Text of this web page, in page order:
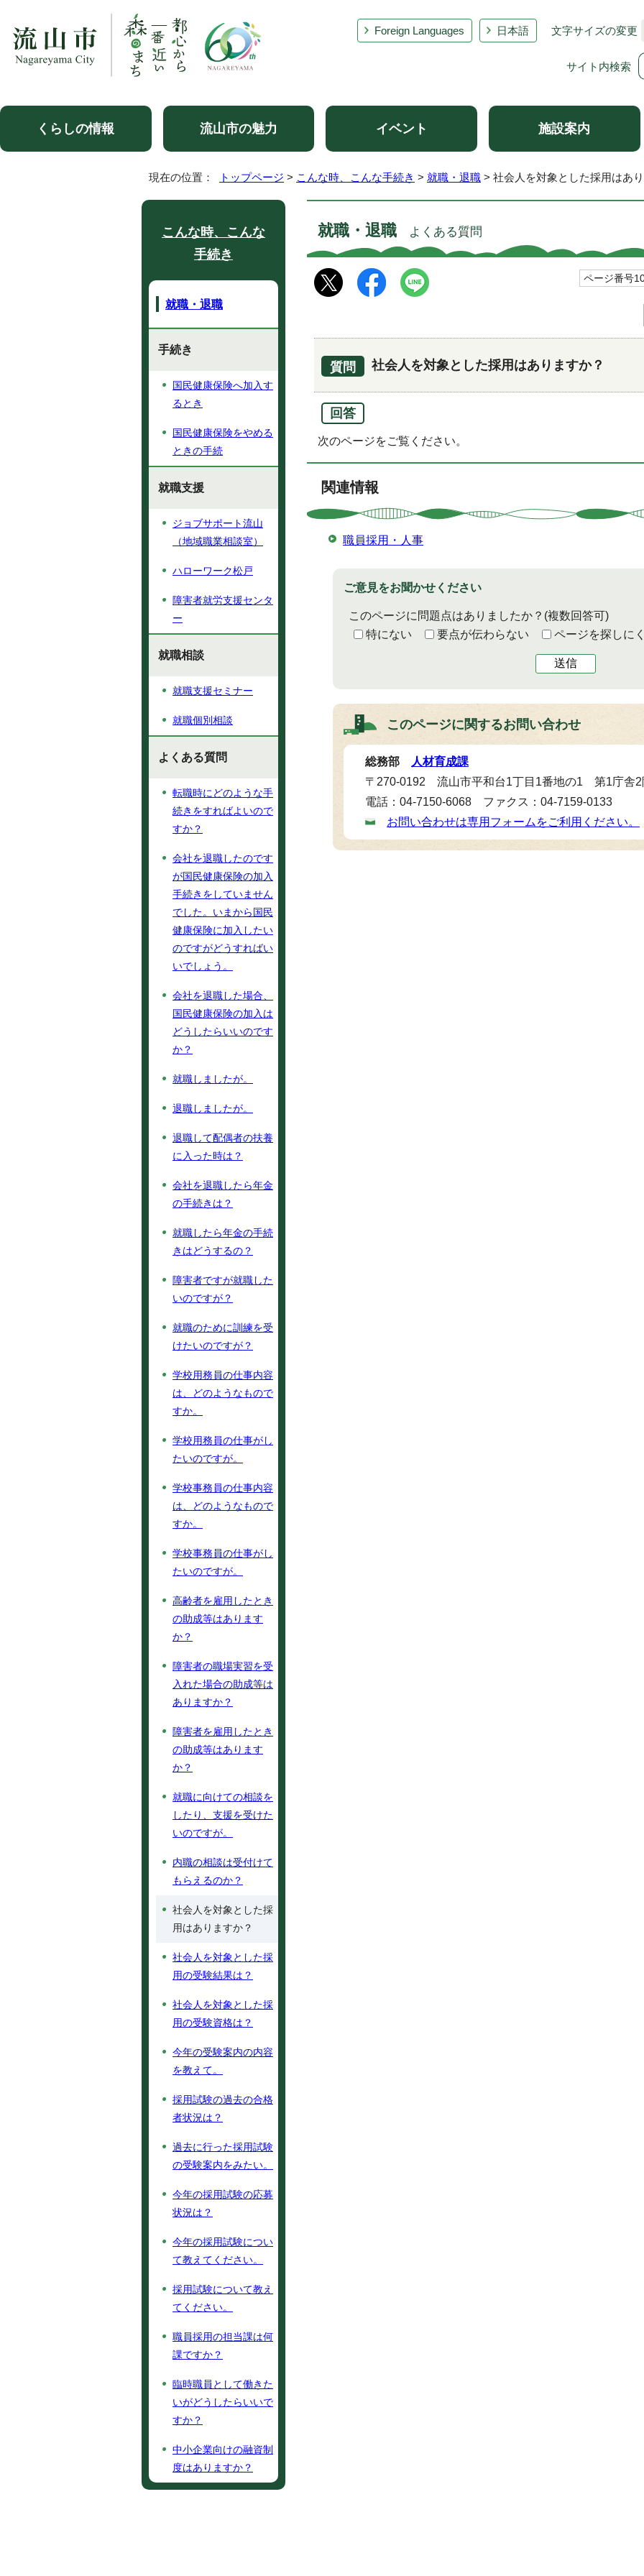
Foreign Languages 日本語 文字サイズの変更
サイト内検索
くらしの情報 流山市の魅力 イベント 施設案内
現在の位置： トップページ > こんな時、こんな手続き > 就職・退職 > 社会人を対象とした採用はあ
就職・退職 よくある質問
ページ番号
質問 社会人を対象とした採用はありますか？
回答
次のページをご覧ください。
関連情報
職員採用・人事
ご意見をお聞かせください
このページに問題点はありましたか？ (複数回答可)
特にない
要点が伝わらない ページを探しに
送信
このページに関するお問い合わせ
総務部
人材育成課
〒270-0192 流山市平和台1丁目1番地の1 第1庁舎2
電話：04-7150-6068 ファクス：04-7159-0133
お問い合わせは専用フォームをご利用ください。
こんな時、こんな
手続き
就職・退職
手続き
国民健康保険へ加入す
るとき
国民健康保険をやめる
ときの手続
就職支援
ジョブサポート流山
（地域職業相談室）
ハローワーク松戸
障害者就労支援センタ
ー
就職相談
就職支援セミナー
就職個別相談
よくある質問
転職時にどのような手
続きをすればよいので
すか？
会社を退職したのです
が国民健康保険の加入
手続きをしていません
でした。いまから国民
健康保険に加入したい
のですがどうすればい
いでしょう。
会社を退職した場合、
国民健康保険の加入は
どうしたらいいのです
か？
就職しましたが。
退職しましたが。
退職して配偶者の扶養
に入った時は？
会社を退職したら年金
の手続きは？
就職したら年金の手続
きはどうするの？
障害者ですが就職した
いのですが？
就職のために訓練を受
けたいのですが？
学校用務員の仕事内容
は、どのようなもので
すか。
学校用務員の仕事がし
たいのですが。
学校事務員の仕事内容
は、どのようなもので
すか。
学校事務員の仕事がし
たいのですが。
高齢者を雇用したとき
の助成等はあります
か？
障害者の職場実習を受
入れた場合の助成等は
ありますか？
障害者を雇用したとき
の助成等はあります
か？
就職に向けての相談を
したり、支援を受けた
いのですが。
内職の相談は受付けて
もらえるのか？
社会人を対象とした採
用はありますか？
社会人を対象とした採
用の受験結果は？
社会人を対象とした採
用の受験資格は？
今年の受験案内の内容
を教えて。
採用試験の過去の合格
者状況は？
過去に行った採用試験
の受験案内をみたい。
今年の採用試験の応募
状況は？
今年の採用試験につい
て教えてください。
採用試験について教え
てください。
職員採用の担当課は何
課ですか？
臨時職員として働きた
いがどうしたらいいで
すか？
中小企業向けの融資制
度はありますか？